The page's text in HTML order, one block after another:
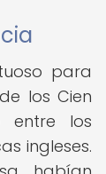
para
los Cien
los
ingleses.